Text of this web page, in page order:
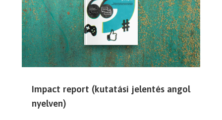
Impact report (kutatási jelentés angol
nyelven)